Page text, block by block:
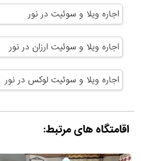
اجاره ویلا و سوئیت در نور
اجاره ویلا و سوئیت ارزان در نور
اجاره ویلا و سوئیت لوکس در نور
اقامتگاه های مرتبط: